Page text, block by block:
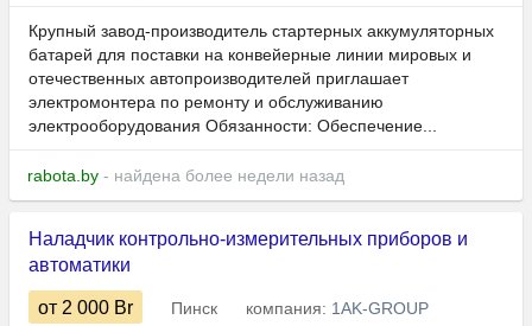
Крупный завод-производитель стартерных аккумуляторных
батарей для поставки на конвейерные линии мировых и
отечественных автопроизводителей приглашает
электромонтера по ремонту и обслуживанию
электрооборудования Обязанности: Обеспечение...
rabota.by - найдена более недели назад
Наладчик контрольно-измерительных приборов и
автоматики
от 2 000 Br Пинск компания: 1AK-GROUP